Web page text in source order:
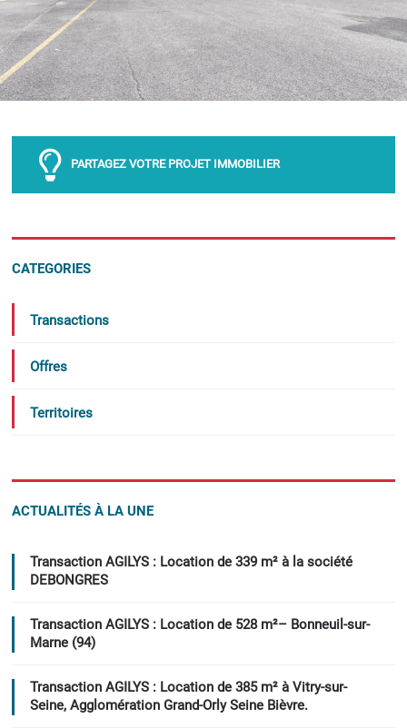
PARTAGEZ VOTRE PROJET IMMOBILIER
CATEGORIES
Transactions
Offres
Territoires
ACTUALITÉS À LA UNE
Transaction AGILYS : Location de 339 m² à la société
DEBONGRES
Transaction AGILYS : Location de 528 m²– Bonneuil-sur-
Marne (94)
Transaction AGILYS : Location de 385 m² à Vitry-sur-
Seine, Agglomération Grand-Orly Seine Bièvre.